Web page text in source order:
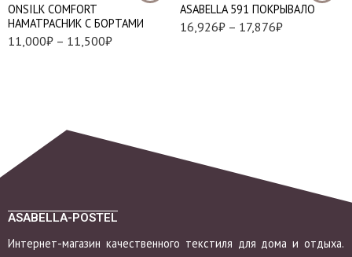
ONSILK COMFORT
НАМАТРАСНИК С БОРТАМИ
11,000₽ – 11,500₽
ASABELLA 591 ПОКРЫВАЛО
16,926₽ – 17,876₽
ASABELLA-POSTEL
Интернет-магазин качественного текстиля для дома и отдыха.